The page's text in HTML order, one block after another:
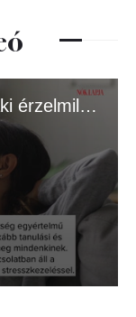
5 jel, ami arra utal, hogy valaki érzelmileg érett